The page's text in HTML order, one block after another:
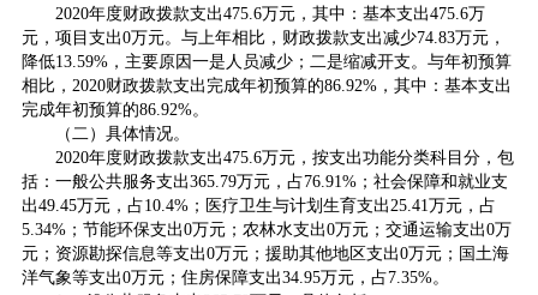
2020年度财政拨款支出475.6万元，其中：基本支出475.6万
元，项目支出0万元。与上年相比，财政拨款支出减少74.83万元，
降低13.59%，主要原因一是人员减少；二是缩减开支。与年初预算
相比，2020财政拨款支出完成年初预算的86.92%，其中：基本支出
完成年初预算的86.92%。
（二）具体情况。
2020年度财政拨款支出475.6万元，按支出功能分类科目分，包
括：一般公共服务支出365.79万元，占76.91%；社会保障和就业支
出49.45万元，占10.4%；医疗卫生与计划生育支出25.41万元，占
5.34%；节能环保支出0万元；农林水支出0万元；交通运输支出0万
元；资源勘探信息等支出0万元；援助其他地区支出0万元；国土海
洋气象等支出0万元；住房保障支出34.95万元，占7.35%。